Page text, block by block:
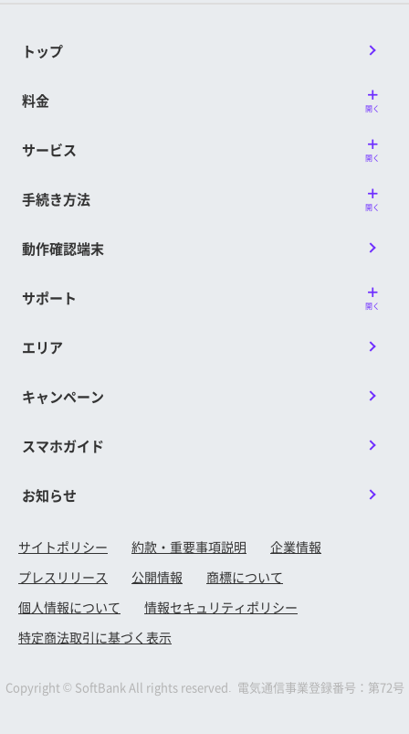
トップ
料金 開く
サービス 開く
手続き方法 開く
動作確認端末
サポート 開く
エリア
キャンペーン
スマホガイド
お知らせ
サイトポリシー 約款・重要事項説明
企業情報
プレスリリース
公開情報
商標について
個人情報について
情報セキュリティポリシー
特定商法取引に基づく表示
Copyright © SoftBank All rights reserved. 電気通信事業登録番号：第72号